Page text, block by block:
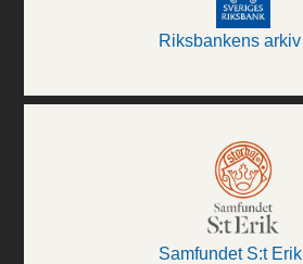
Riksbankens arkiv
Samfundet S:t Erik